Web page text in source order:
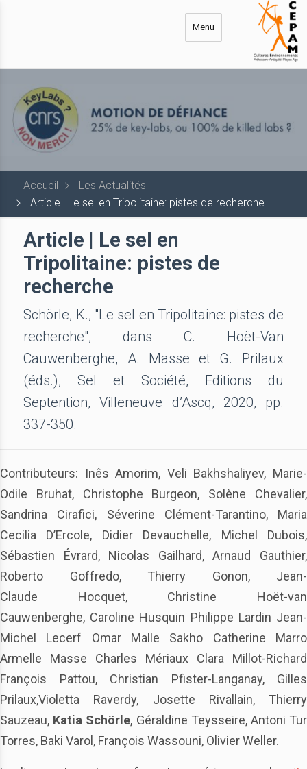
Menu
Accueil
Les Actualités
Article | Le sel en Tripolitaine: pistes de recherche
Article | Le sel en
Tripolitaine: pistes de
recherche
Schörle, K., "Le sel en Tripolitaine: pistes de
recherche", dans C. Hoët-Van
Cauwenberghe, A. Masse et G. Prilaux
(éds.), Sel et Société, Editions du
Septention, Villeneuve d’Ascq, 2020, pp.
337-350.
Contributeurs: Inês Amorim, Veli Bakhshaliyev, Marie-
Odile Bruhat, Christophe Burgeon, Solène Chevalier,
Sandrina Cirafici, Séverine Clément-Tarantino, Maria
Cecilia D’Ercole, Didier Devauchelle, Michel Dubois,
Sébastien Évrard, Nicolas Gailhard, Arnaud Gauthier,
Roberto Goffredo, Thierry Gonon, Jean-
Claude Hocquet, Christine Hoët-van
Cauwenberghe, Caroline Husquin Philippe Lardin Jean-
Michel Lecerf Omar Malle Sakho Catherine Marro
Armelle Masse Charles Mériaux Clara Millot-Richard
François Pattou, Christian Pfister-Langanay, Gilles
Prilaux,Violetta Raverdy, Josette Rivallain, Thierry
Sauzeau, Katia Schörle, Géraldine Teysseire, Antoni Tur
Torres, Baki Varol, François Wassouni, Olivier Weller.